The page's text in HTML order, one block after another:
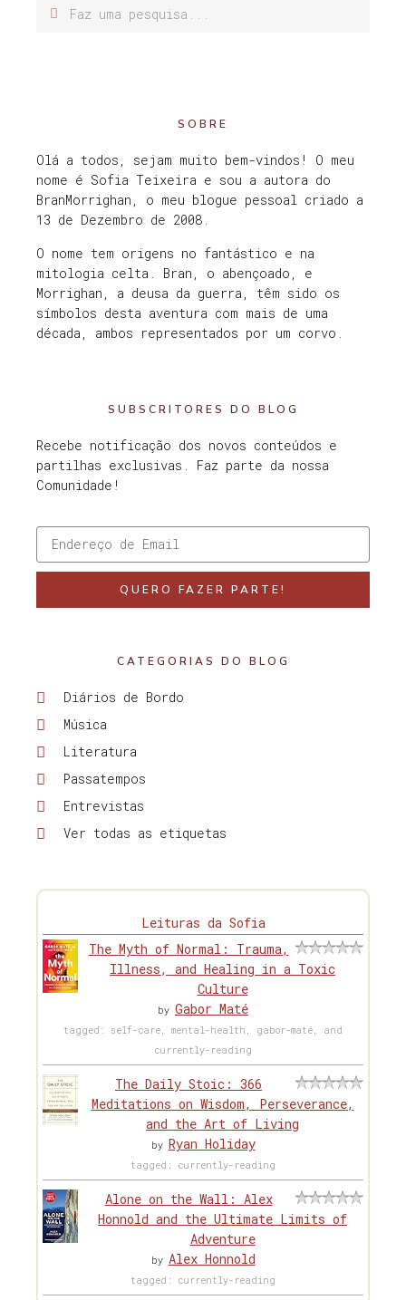
SOBRE
Olá a todos, sejam muito bem-vindos! O meu
nome é Sofia Teixeira e sou a autora do
BranMorrighan, o meu blogue pessoal criado a
13 de Dezembro de 2008.
O nome tem origens no fantástico e na
mitologia celta. Bran, o abençoado, e
Morrighan, a deusa da guerra, têm sido os
símbolos desta aventura com mais de uma
década, ambos representados por um corvo.
SUBSCRITORES DO BLOG
Recebe notificação dos novos conteúdos e
partilhas exclusivas. Faz parte da nossa
Comunidade!
QUERO FAZER PARTE!
CATEGORIAS DO BLOG
Diários de Bordo
Música
Literatura
Passatempos
Entrevistas
Ver todas as etiquetas
Leituras da Sofia
The Myth of Normal: Trauma,
Illness, and Healing in a Toxic
Culture
by Gabor Maté
tagged: self-care, mental-health, gabor-maté, and
currently-reading
The Daily Stoic: 366
Meditations on Wisdom, Perseverance,
and the Art of Living
by Ryan Holiday
tagged: currently-reading
Alone on the Wall: Alex
Honnold and the Ultimate Limits of
Adventure
by Alex Honnold
tagged: currently-reading